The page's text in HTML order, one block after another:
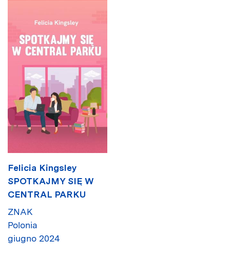
Felicia Kingsley
SPOTKAJMY SIĘ W
CENTRAL PARKU
ZNAK
Polonia
giugno 2024